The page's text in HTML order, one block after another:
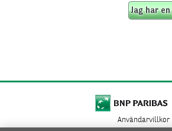
Användarvillkor